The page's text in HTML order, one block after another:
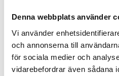
Denna webbplats använder
Vi använder
och annonserna till
för sociala medier och
vidarebefordrar även sådana
GSV1A8USB – 8
Lastcellsförstärkaren
användarvänlig